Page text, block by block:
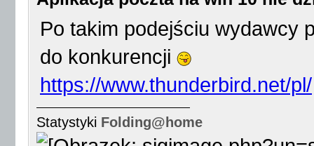
Po takim podejściu wydawcy
do konkurencji
https://www.thunderbird.net/pl/
Statystyki Folding@home